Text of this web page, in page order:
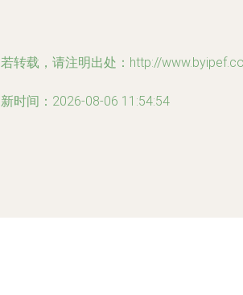
转载，请注明出处：http://
时间：2026-08-06 11:54:54